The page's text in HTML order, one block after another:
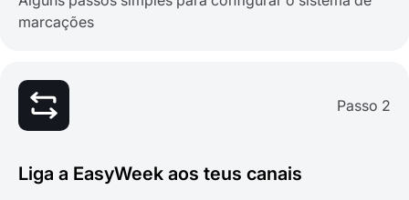
marcações
Passo 2
Liga a EasyWeek aos teus canais